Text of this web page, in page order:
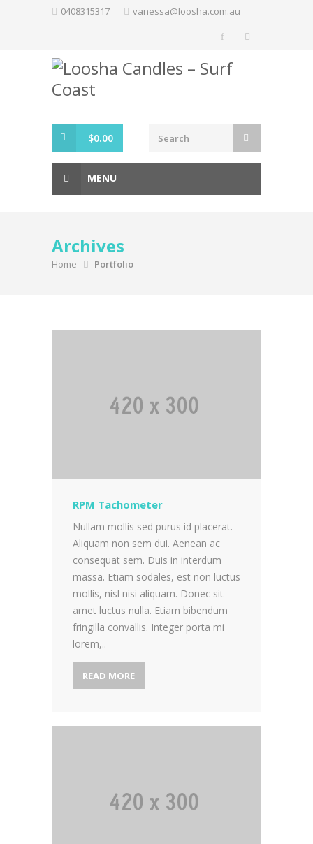
0408315317 vanessa@loosha.com.au
$0.00
MENU
Archives
Home Portfolio
RPM Tachometer
Nullam mollis sed purus id placerat.
Aliquam non sem dui. Aenean ac
consequat sem. Duis in interdum
massa. Etiam sodales, est non luctus
mollis, nisl nisi aliquam. Donec sit
amet luctus nulla. Etiam bibendum
fringilla convallis. Integer porta mi
lorem,..
READ MORE